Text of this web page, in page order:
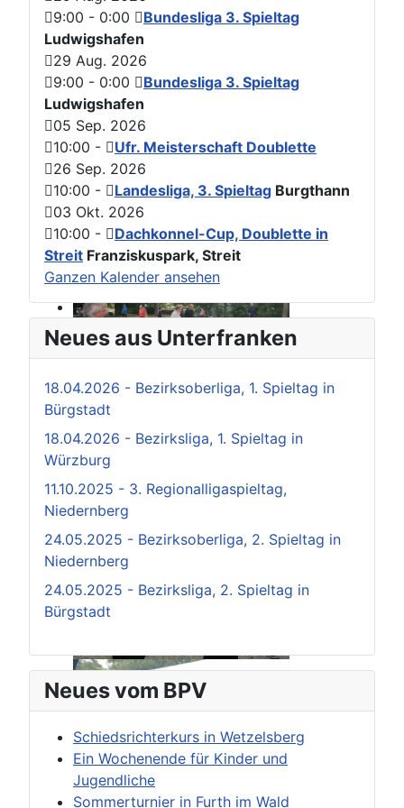
9:00 - 0:00
Bundesliga 3. Spieltag
Ludwigshafen
29 Aug. 2026
9:00 - 0:00
Bundesliga 3. Spieltag
Ludwigshafen
05 Sep. 2026
10:00 -
Ufr. Meisterschaft Doublette
26 Sep. 2026
10:00 - Landesliga, 3. Spieltag Burgthann
03 Okt. 2026
10:00 -
Dachkonnel-Cup, Doublette in
Streit Franziskuspark, Streit
Ganzen Kalender ansehen
Neues aus Unterfranken
18.04.2026 - Bezirksoberliga, 1. Spieltag in
Bürgstadt
18.04.2026 - Bezirksliga, 1. Spieltag in
Würzburg
11.10.2025 - 3. Regionalligaspieltag,
Niedernberg
24.05.2025 - Bezirksoberliga, 2. Spieltag in
Niedernberg
24.05.2025 - Bezirksliga, 2. Spieltag in
Bürgstadt
Neues vom BPV
Schiedsrichterkurs in Wetzelsberg
Ein Wochenende für Kinder und
Jugendliche
Sommerturnier in Furth im Wald